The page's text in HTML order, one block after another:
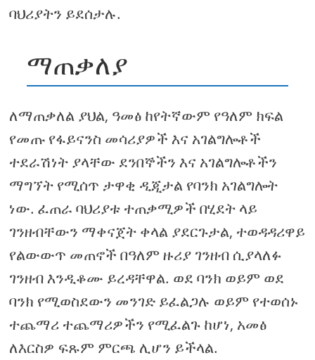
ባህሪያትን ይደሰታሉ.
ማጠቃለያ
ለማጠቃለል ያህል, ዓመፅ ከየትኛውም የዓለም ክፍል
የመጡ የፋይናንስ መሳሪያዎች እና አገልግሎቶች
ተደራሽነት ያላቸው ደንበኞችን እና አገልግሎቶችን
ማግኘት የሚሰጥ ታዋቂ ዲጂታል የባንክ አገልግሎት
ነው. ፈጠራ ባህሪያቱ ተጠቃሚዎች በሂደት ላይ
ገንዘብቸውን ማቀናጀት ቀላል ያደርጉታል, ተወዳዳሪዋይ
የልውውጥ መጠኖች በዓለም ዙሪያ ገንዘብ ሲያላለፉ
ገንዘብ እንዲቆሙ ይረዳቸዋል. ወደ ባንክ ወይም ወደ
ባንክ የሚወስደውን መንገድ ይፈልጋሉ ወይም የተወሰኑ
ተጨማሪ ተጨማሪዎችን የሚፈልጉ ከሆነ, አመፅ
ለእርስዎ ፍጹም ምርጫ ሊሆን ይችላል.